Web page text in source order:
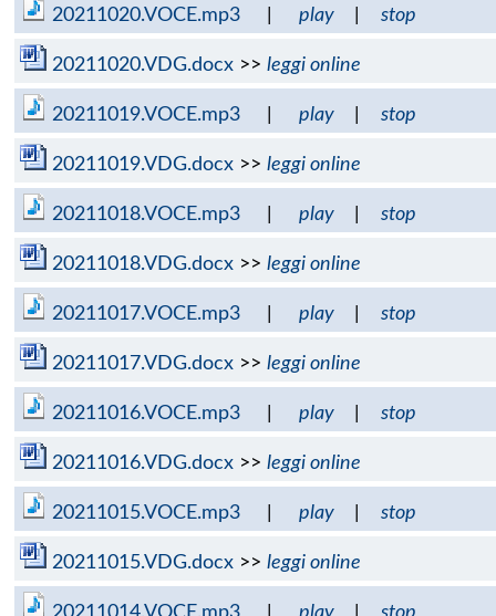
20211020.VOCE.mp3 play stop
20211020.VDG.docx >> leggi online
20211019.VOCE.mp3 play stop
20211019.VDG.docx >> leggi online
20211018.VOCE.mp3 play stop
20211018.VDG.docx >> leggi online
20211017.VOCE.mp3 play stop
20211017.VDG.docx >> leggi online
20211016.VOCE.mp3 play stop
20211016.VDG.docx >> leggi online
20211015.VOCE.mp3 play stop
20211015.VDG.docx >> leggi online